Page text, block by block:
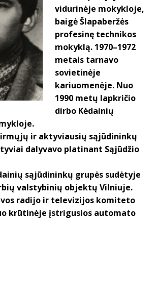
vidurinėje mokykloje,
baigė Šlapaberžės
profesinę technikos
mokyklą. 1970–1972
metais tarnavo
sovietinėje
kariuomenėje. Nuo
1990 metų lapkričio
dirbo Kėdainių
ir aktyviausių sąjūdininkų
dalyvavo platinant Sąjūdžio
sąjūdininkų grupės sudėtyje
valstybinių objektų Vilniuje.
radijo ir televizijos komiteto
krūtinėje įstrigusios automato